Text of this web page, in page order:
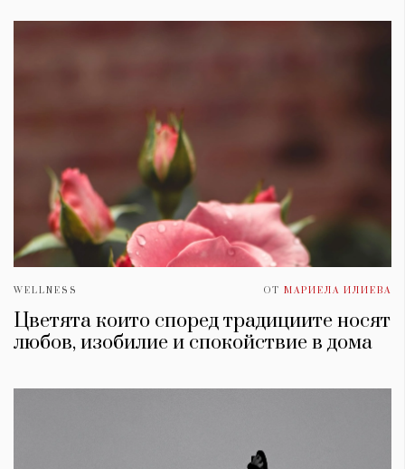
WELLNESS ОТ МАРИЕЛА ИЛИЕВА
Цветята които според традициите носят
любов, изобилие и спокойствие в дома